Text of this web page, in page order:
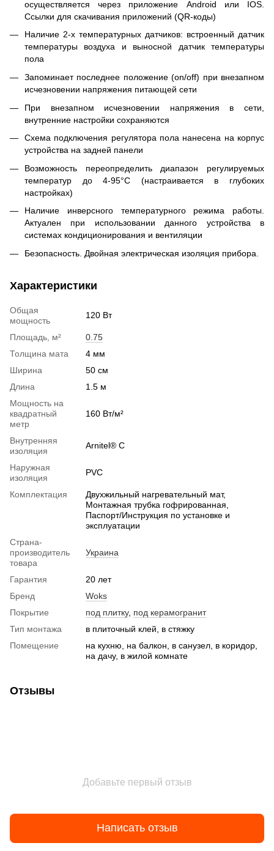
осуществляется через приложение Android или IOS.
Ссылки для скачивания приложений (QR-коды)
Наличие 2-х температурных датчиков: встроенный датчик
температуры воздуха и выносной датчик температуры
пола
Запоминает последнее положение (on/off) при внезапном
исчезновении напряжения питающей сети
При внезапном исчезновении напряжения в сети,
внутренние настройки сохраняются
Схема подключения регулятора пола нанесена на корпус
устройства на задней панели
Возможность переопределить диапазон регулируемых
температур до 4-95°С (настраивается в глубоких
настройках)
Наличие инверсного температурного режима работы.
Актуален при использовании данного устройства в
системах кондиционирования и вентиляции
Безопасность. Двойная электрическая изоляция прибора.
Характеристики
Общая
мощность
120 Вт
Площадь, м²
0.75
Толщина мата
4 мм
Ширина
50 см
Длина
1.5 м
Мощность на
квадратный
метр
160 Вт/м²
Внутренняя
изоляция
Arnitel® С
Наружная
изоляция
PVС
Комплектация
Двухжильный нагревательный мат,
Монтажная трубка гофрированная,
Паспорт/Инструкция по установке и
эксплуатации
Страна-
производитель
товара
Украина
Гарантия
20 лет
Бренд
Woks
Покрытие
под плитку, под керамогранит
Тип монтажа
в плиточный клей, в стяжку
Помещение
на кухню, на балкон, в санузел, в коридор,
на дачу, в жилой комнате
Отзывы
Добавьте первый отзыв
Написать отзыв